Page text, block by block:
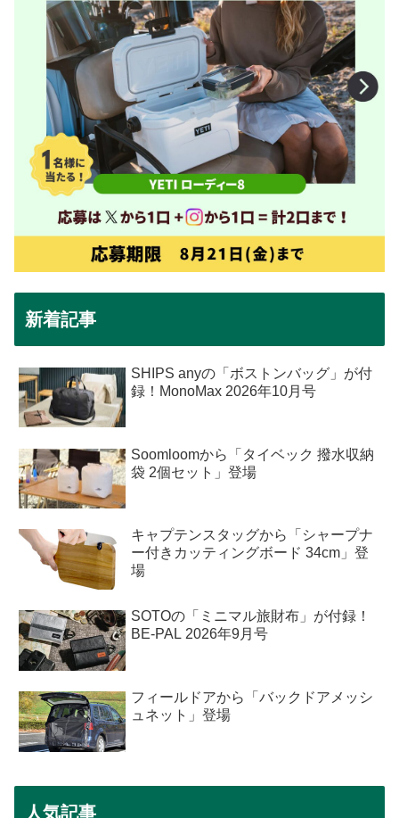
新着記事
SHIPS anyの「ボストンバッグ」が付
録！MonoMax 2026年10月号
Soomloomから「タイベック 撥水収納
袋 2個セット」登場
キャプテンスタッグから「シャープナ
ー付きカッティングボード 34cm」登
場
SOTOの「ミニマル旅財布」が付録！
BE-PAL 2026年9月号
フィールドアから「バックドアメッシ
ュネット」登場
人気記事